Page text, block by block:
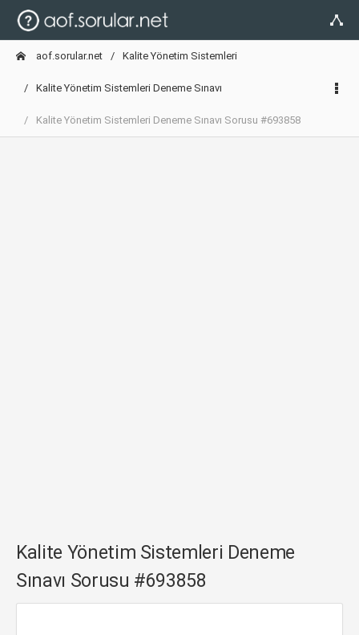
aof.sorular.net Kalite Yönetim Sistemleri
Kalite Yönetim Sistemleri Deneme Sınavı
Kalite Yönetim Sistemleri Deneme Sınavı Sorusu #693858
Kalite Yönetim Sistemleri Deneme
Sınavı Sorusu #693858